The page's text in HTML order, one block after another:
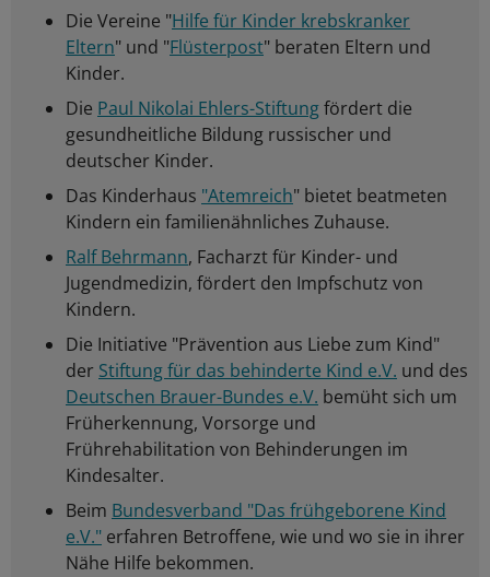
Die Vereine "Hilfe für Kinder krebskranker
Eltern" und "Flüsterpost" beraten Eltern und
Kinder.
Die Paul Nikolai Ehlers-Stiftungfördert die
gesundheitliche Bildung russischer und
deutscher Kinder.
Das Kinderhaus "Atemreich" bietet beatmeten
Kindern ein familienähnliches Zuhause.
Ralf Behrmann, Facharzt für Kinder- und
Jugendmedizin, fördert den Impfschutz von
Kindern.
Die Initiative "Prävention aus Liebe zum Kind"
der Stiftung für das behinderte Kind e.V. und des
Deutschen Brauer-Bundes e.V. bemüht sich um
Früherkennung, Vorsorge und
Frührehabilitation von Behinderungen im
Kindesalter.
Beim Bundesverband "Das frühgeborene Kind
e.V." erfahren Betroffene, wie und wo sie in ihrer
Nähe Hilfe bekommen.